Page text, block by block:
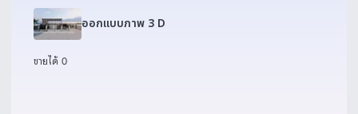
ออกแบบภาพ 3 D
ขายได้ 0